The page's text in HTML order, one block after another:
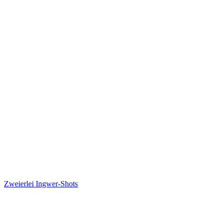
Zweierlei Ingwer-Shots